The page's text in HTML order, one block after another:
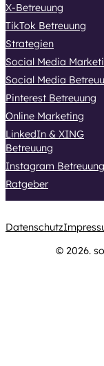
X-Betreuung
TikTok Betreuung
Strategien
Social Media
Social Media
Pinterest Betreuung
Online Marketing
LinkedIn & XING
Betreuung
Instagram Betreuung
Ratgeber
Datenschutz
© 2026.